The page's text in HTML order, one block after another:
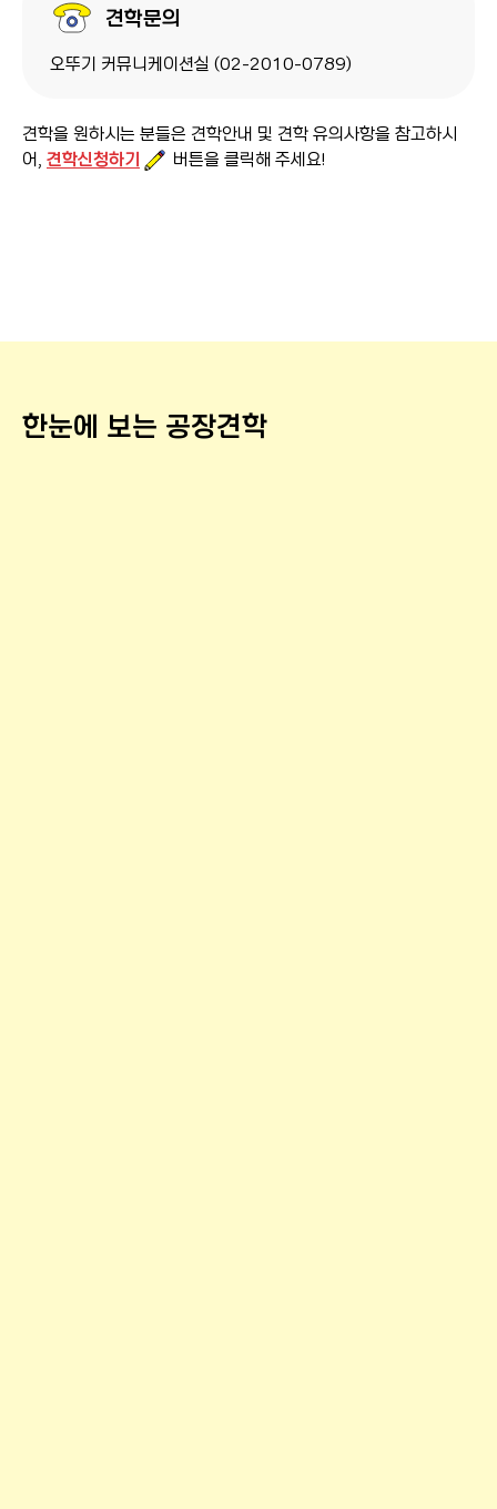
견학문의
오뚜기 커뮤니케이션실 (02-2010-0789)
견학을 원하시는 분들은 견학안내 및 견학 유의사항을 참고하시
어,
견학신청하기 버튼을 클릭해 주세요!
한눈에 보는 공장견학